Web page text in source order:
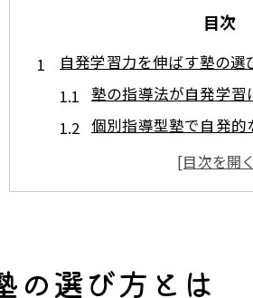
目次
自発学習力を伸ばす塾の選
塾の指導法が自発学習
個別指導型塾で自発的
塾選びは学習ニーズに
評判の高い塾が重視
学習意欲を引き出す塾活用
の選び方とは